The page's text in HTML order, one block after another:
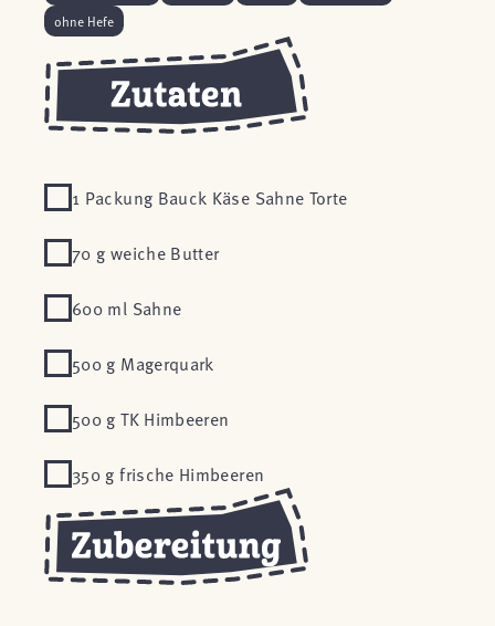
ohne Hefe
1 Packung Bauck Käse Sahne Torte
70 g weiche Butter
600 ml Sahne
500 g Magerquark
500 g TK Himbeeren
350 g frische Himbeeren